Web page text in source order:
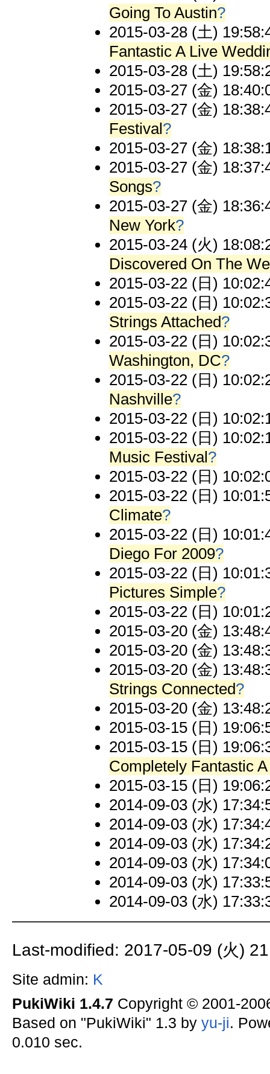
Going To Austin?
2015-03-28 (土)
Fantastic A Live
2015-03-28 (土)
2015-03-27 (金)
2015-03-27 (金)
Festival?
2015-03-27 (金)
2015-03-27 (金)
Songs?
2015-03-27 (金)
New York?
2015-03-24 (火)
Discovered On The
2015-03-22 (日)
2015-03-22 (日)
Strings Attached?
2015-03-22 (日)
Washington, DC?
2015-03-22 (日)
Nashville?
2015-03-22 (日)
2015-03-22 (日)
Music Festival?
2015-03-22 (日)
2015-03-22 (日)
Climate?
2015-03-22 (日)
Diego For 2009?
2015-03-22 (日)
Pictures Simple?
2015-03-22 (日)
2015-03-20 (金)
2015-03-20 (金)
2015-03-20 (金)
Strings Connected?
2015-03-20 (金)
2015-03-15 (日)
2015-03-15 (日)
Completely Fantastic
2015-03-15 (日)
2014-09-03 (水)
2014-09-03 (水)
2014-09-03 (水)
2014-09-03 (水)
2014-09-03 (水)
2014-09-03 (水)
Last-modified: 2017-05-09 (火)
Site admin: K
PukiWiki 1.4.7 Copyright © 2001-
Based on "PukiWiki" 1.3 by yu-ji.
0.010 sec.